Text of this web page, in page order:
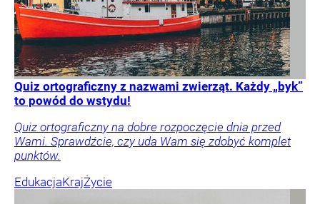
Quiz ortograficzny z nazwami zwierząt. Każdy „byk”
to powód do wstydu!
Quiz ortograficzny na dobre rozpoczęcie dnia przed
Wami. Sprawdźcie, czy uda Wam się zdobyć komplet
punktów.
EdukacjaKrajŻycie